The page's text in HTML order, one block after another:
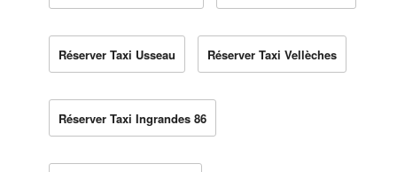
Réserver Taxi Usseau Réserver Taxi Vellèches
Réserver Taxi Ingrandes 86